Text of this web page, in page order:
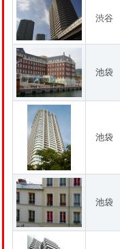
渋谷
池袋
池袋
池袋